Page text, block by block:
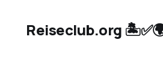
Reiseclub.org